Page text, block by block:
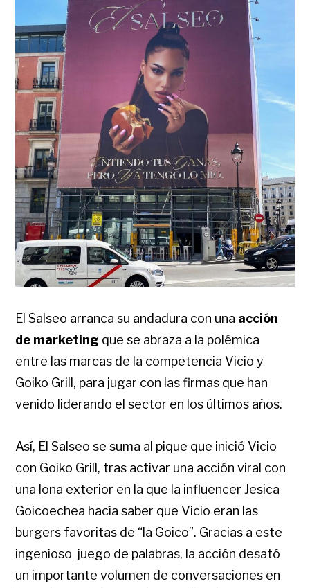
El Salseo arranca su andadura con una acción
de marketing que se abraza a la polémica
entre las marcas de la competencia Vicio y
Goiko Grill, para jugar con las firmas que han
venido liderando el sector en los últimos años.
Así, El Salseo se suma al pique que inició Vicio
con Goiko Grill, tras activar una acción viral con
una lona exterior en la que la influencer Jesica
Goicoechea hacía saber que Vicio eran las
burgers favoritas de “la Goico”. Gracias a este
ingenioso juego de palabras, la acción desató
un importante volumen de conversaciones en